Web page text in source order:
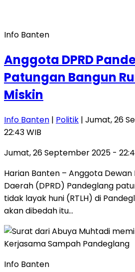
Info Banten
Anggota DPRD
Patungan Bangun
Miskin
Info Banten | Politik | Jumat, 26
22:43 WIB
Jumat, 26 September 2025 -
Harian Banten – Anggota
Daerah (DPRD) Pandeglang
tidak layak huni (RTLH) di
akan dibedah itu…
Info Banten